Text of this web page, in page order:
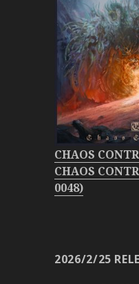
CHAOS
CHAOS
0048)
2026/2/25